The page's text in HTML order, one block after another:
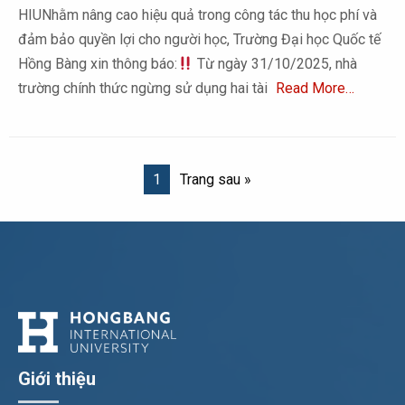
HIUNhằm nâng cao hiệu quả trong công tác thu học phí và
đảm bảo quyền lợi cho người học, Trường Đại học Quốc tế
Hồng Bàng xin thông báo:
Từ ngày 31/10/2025, nhà
trường chính thức ngừng sử dụng hai tài
Read More…
1 Trang sau »
Giới thiệu